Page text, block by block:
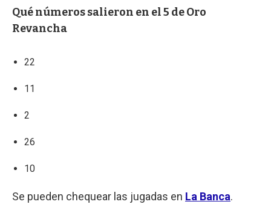
Qué números salieron en el 5 de Oro
Revancha
22
11
2
26
10
Se pueden chequear las jugadas en La Banca.